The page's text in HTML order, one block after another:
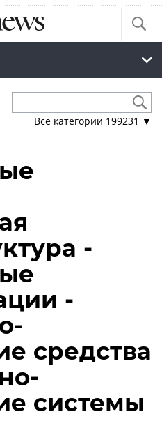
Все категории 199231 ▼
-
-
средства
системы